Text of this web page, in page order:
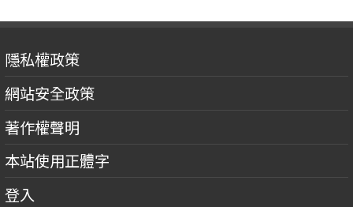
隱私權政策
網站安全政策
著作權聲明
本站使用正體字
登入